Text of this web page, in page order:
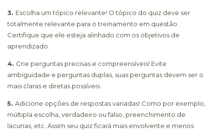
3. Escolha um tópico relevante! O tópico do quiz deve ser
totalmente relevante para o treinamento em questão.
Certifique que ele esteja alinhado com os objetivos de
aprendizado.
4. Crie perguntas precisas e compreensíveis! Evite
ambiguidade e perguntas duplas, suas perguntas devem ser o
mais claras e diretas possíveis.
5. Adicione opções de respostas variadas! Como por exemplo,
múltipla escolha, verdadeiro ou falso, preenchimento de
lacunas, etc. Assim seu quiz ficará mais envolvente e menos